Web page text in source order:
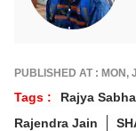
PUBLISHED AT : MON,
Tags : Rajya Sabha
Rajendra Jain